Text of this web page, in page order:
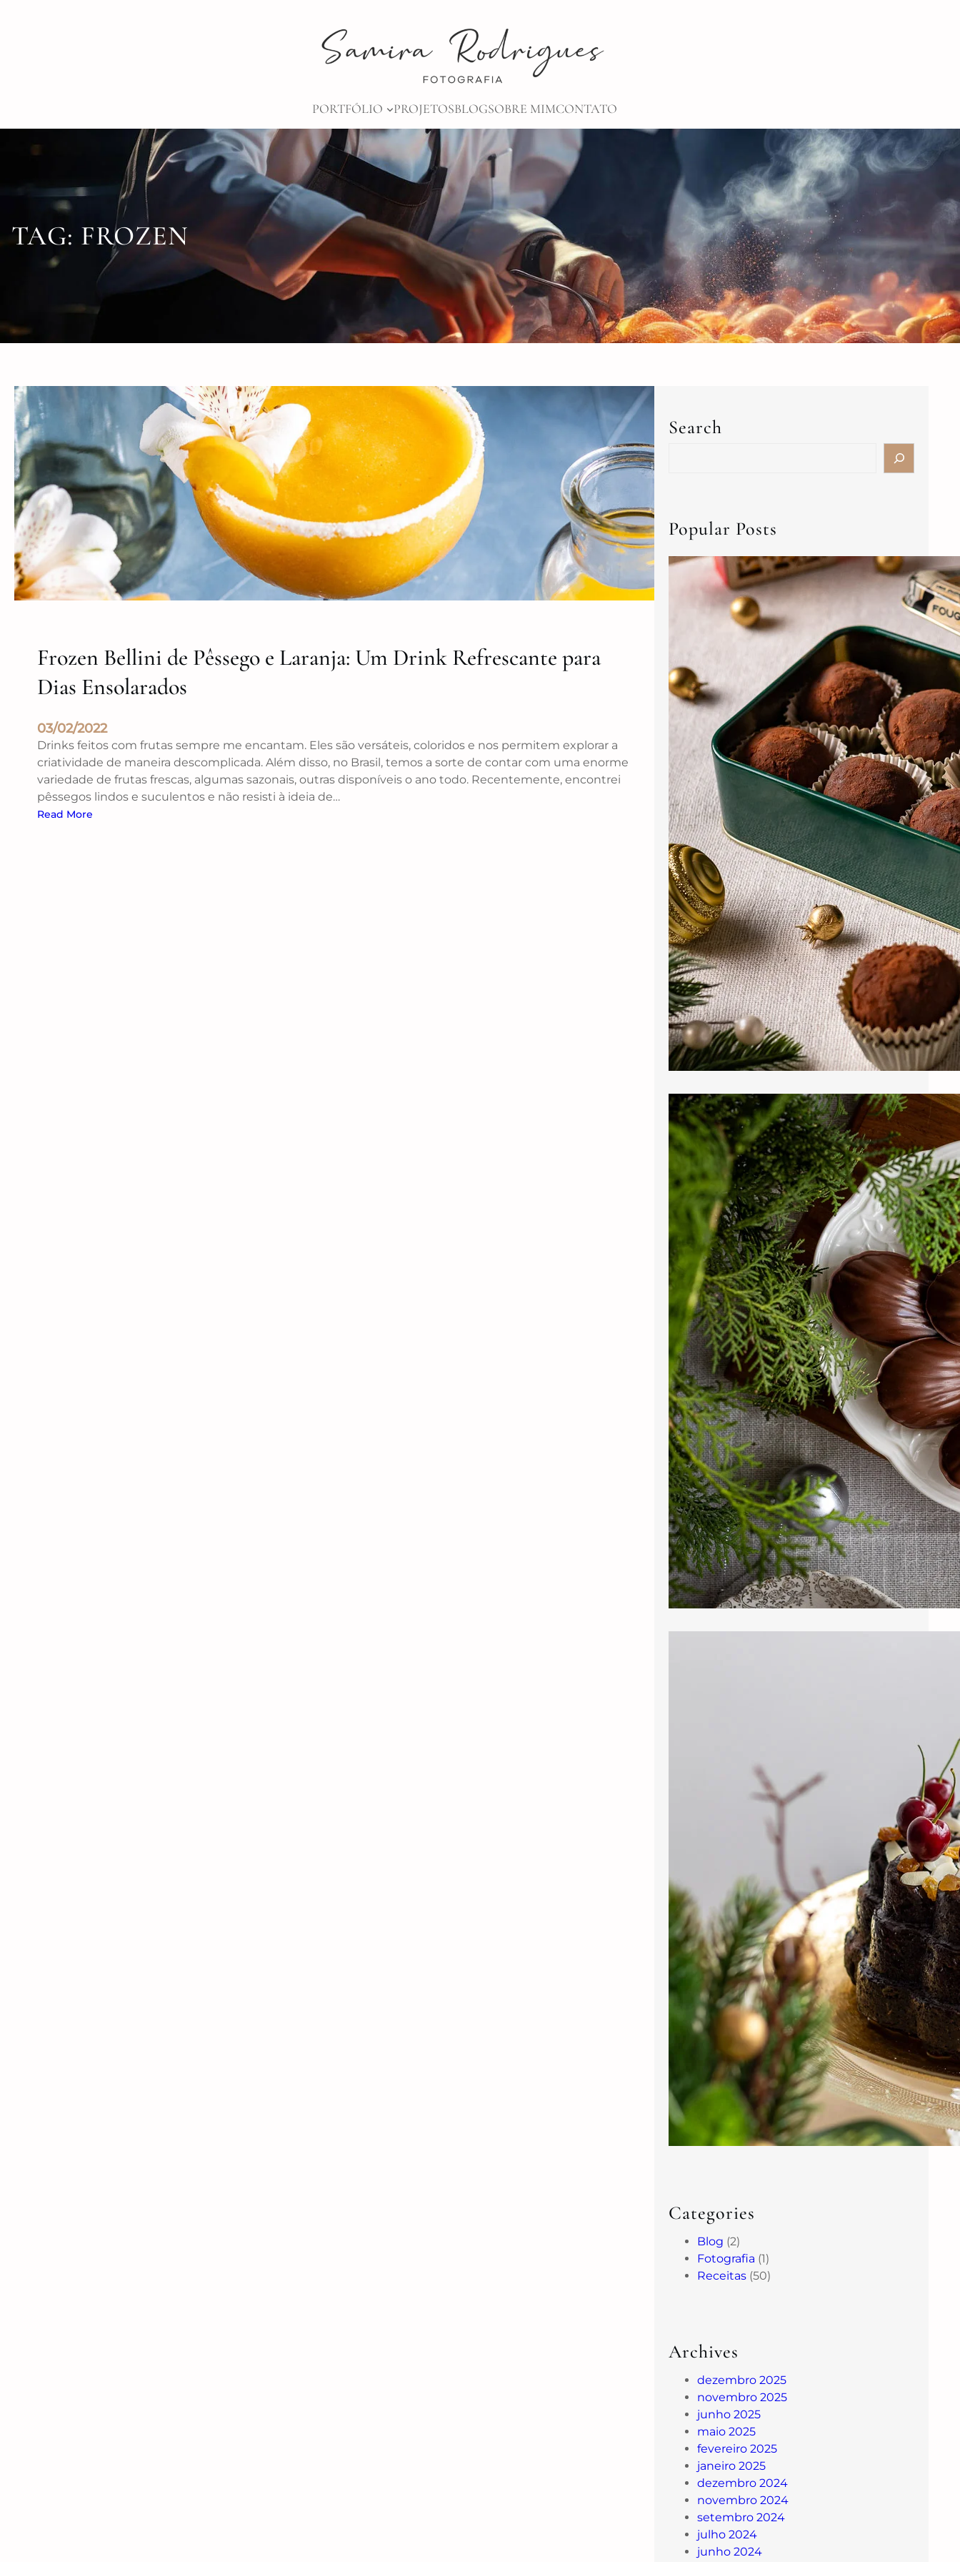
PORTFÓLIO PROJETOSBLOGSOBRE MIMCONTATO
TAG: FROZEN
Frozen Bellini de Pêssego e Laranja: Um Drink Refrescante para
Dias Ensolarados
03/02/2022
Drinks feitos com frutas sempre me encantam. Eles são versáteis, coloridos e nos permitem explorar a
criatividade de maneira descomplicada. Além disso, no Brasil, temos a sorte de contar com uma enorme
variedade de frutas frescas, algumas sazonais, outras disponíveis o ano todo. Recentemente, encontrei
pêssegos lindos e suculentos e não resisti à ideia de…
Read More
Search
Popular Posts
Trufas de banana-passa com chocolate meio
amargo
As trufas de banana-passa são uma
opção sofisticada e naturalmente
doce para quem busca um doce
intenso, equilibrado e com poucos
ingredientes. Feitas com banana-
passa, chocolate meio amargo e
creme de leite, essas trufas têm
textura macia, sabor profundo e
são ideais para servir em ocasiões
especiais, presentear ou
acompanhar um café. Nesta
receita, a…
Madeleines de Limão e Cardamomo com
Chocolate Meio Amargo
Há sabores que transformam a
casa em refúgio, e essas
madeleines de limão e
cardamomo com chocolate meio
amargo fazem exatamente isso. O
perfume cítrico do limão taiti, o
toque quente e envolvente do
cardamomo e a intensidade do
chocolate criam uma combinação
delicada, aromática e
profundamente reconfortante.
Perfeitas para dezembro, mas
igualmente acolhedoras em…
Aquecem a memória. Macio,
úmido e intensamente aromático,
ele nasce carregado de frutas
embebidas em conhaque, recebe
o brilho delicado de uma calda de
laranja e se veste de festa com
amêndoas laminadas e cerejas
frescas. Um bolo…
Categories
Blog (2)
Fotografia (1)
Receitas (50)
Archives
dezembro 2025
novembro 2025
junho 2025
maio 2025
fevereiro 2025
janeiro 2025
dezembro 2024
novembro 2024
setembro 2024
julho 2024
junho 2024